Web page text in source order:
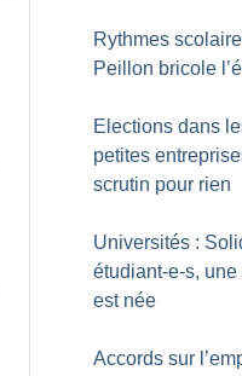
Rythmes
Peillon bricole
Elections dans
petites
scrutin pour rien
Universités :
étudiant-e-s, une
est née
Accords sur